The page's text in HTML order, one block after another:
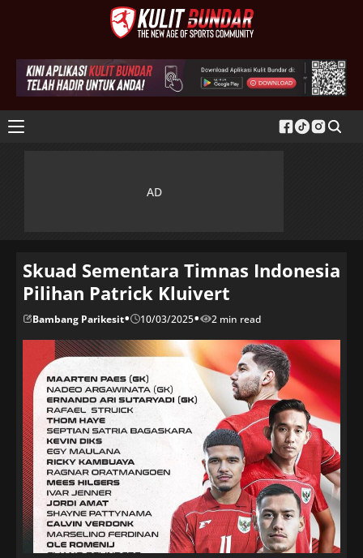
Skuad Sementara Timnas Indonesia
Pilihan Patrick Kluivert
Bambang Parikesit• 10/03/2025• 2 min read